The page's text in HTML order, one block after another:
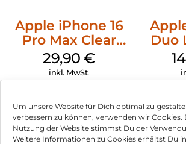
Um unsere Website für Dich optimal zu
verbessern zu können, verwenden wir
Nutzung der Website stimmst Du der
Weitere Informationen zu Cookies erhältst Du
Apple iPhone 16
Pro Max Clear
Case MagSafe
Transparent
29,90€
inkl. MwSt.
Duo
Impressum